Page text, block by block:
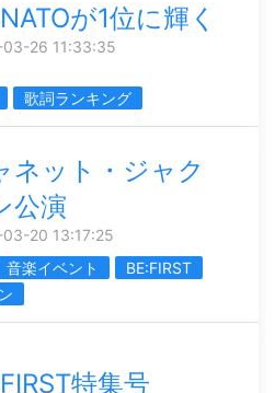
が1位に輝く
26 11:33:35
歌詞ランキング
ネット・ジャク
公演
20 13:17:25
音楽イベント
BE:FIRST
特集号